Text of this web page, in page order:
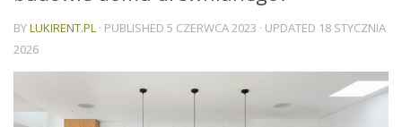
BYLUKIRENT.PL · PUBLISHED 5 CZERWCA 2023 · UPDATED 18 STYCZNIA
2026